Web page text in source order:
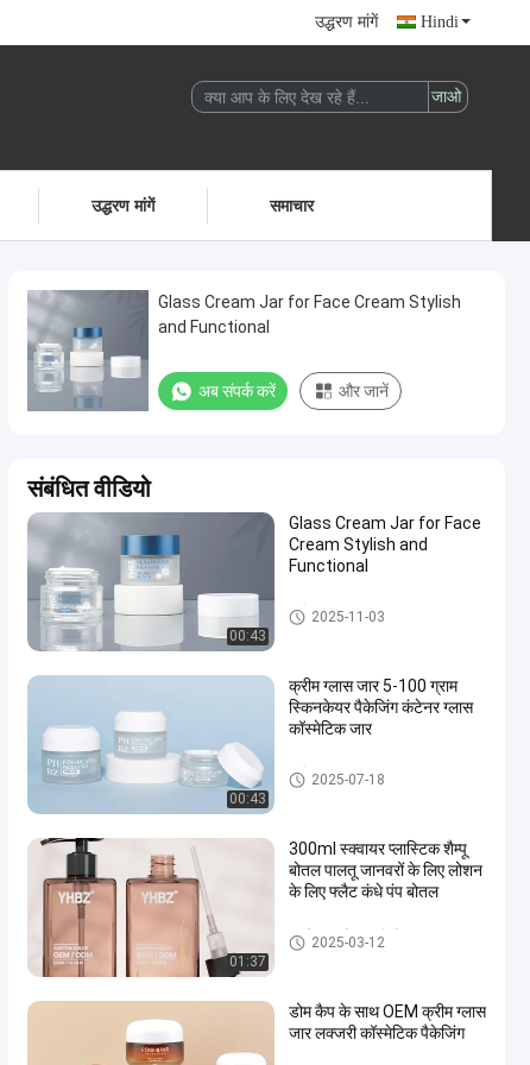
उद्धरण मांगें Hindi
उद्धरण मांगें समाचार
Glass Cream Jar for Face Cream Stylish
and Functional
अब संपर्क करें और जानें
संबंधित वीडियो
00:43
Glass Cream Jar for Face
Cream Stylish and
Functional
क्रीम ग्लास जार
2025-11-03
00:43
क्रीम ग्लास जार 5-100 ग्राम
स्किनकेयर पैकेजिंग कंटेनर ग्लास
कॉस्मेटिक जार
क्रीम ग्लास जार
2025-07-18
01:37
300ml स्क्वायर प्लास्टिक शैम्पू
बोतल पालतू जानवरों के लिए लोशन
के लिए फ्लैट कंधे पंप बोतल
प्लास्टिक लोशन की बोतल
2025-03-12
डोम कैप के साथ OEM क्रीम ग्लास
जार लक्जरी कॉस्मेटिक पैकेजिंग